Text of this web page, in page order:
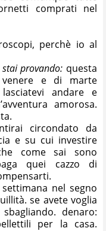
comprati nel
perchè io al
provando: questa
venere e di marte
andare e
amorosa.
circondato da
e su cui investire
come sai sono
quei cazzo di
nel segno
se avete voglia
denaro:
per la casa.